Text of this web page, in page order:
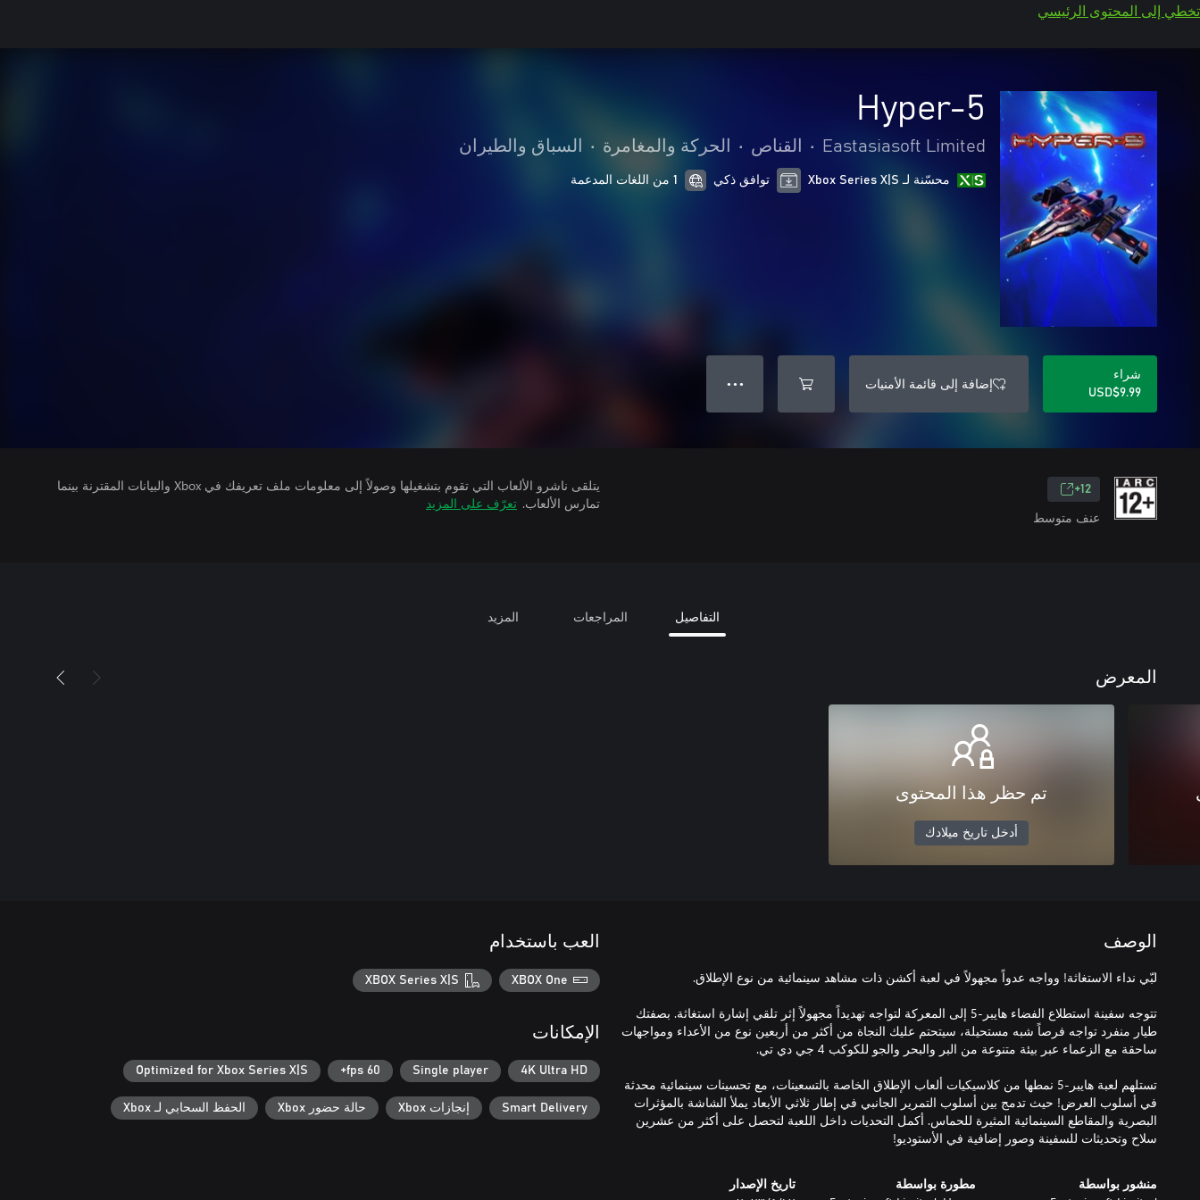
تخطي إلى المحتوى الرئيسي
Hyper-5
Eastasiasoft Limited
• القناص • الحركة والمغامرة • السباق والطيران
محسّنة لـ Xbox Series X|S توافق ذكي 1 من اللغات المدعمة
شراء
USD$9.99
إضافة إلى قائمة الأمنيات ● ● ●
12+
عنف متوسط
يتلقى ناشرو الألعاب التي تقوم بتشغيلها وصولاً إلى معلومات ملف تعريفك في Xbox والبيانات المقترنة بينما
تمارس الألعاب. تعرّف على المزيد
التفاصيل المراجعات المزيد
المعرض
تم حظر هذا المحتوى
أدخل تاريخ ميلادك
الوصف
تتوجه سفينة استطلاع الفضاء هايبر-5 إلى المعركة لتواجه تهديداً مجهولاً إثر تلقي إشارة استغاثة. بصفتك
طيار منفرد تواجه فرصاً شبه مستحيلة، سيتحتم عليك النجاة من أكثر من أربعين نوع من الأعداء ومواجهات
تستلهم لعبة هايبر-5 نمطها من كلاسيكيات ألعاب الإطلاق الخاصة بالتسعينات، مع تحسينات سينمائية محدثة
في أسلوب العرض! حيث تدمج بين أسلوب التمرير الجانبي في إطار ثلاثي الأبعاد يملأ الشاشة بالمؤثرات
البصرية والمقاطع السينمائية المثيرة للحماس. أكمل التحديات داخل اللعبة لتحصل على أكثر من عشرين
سلاح وتحديثات للسفينة وصور إضافية في الأستوديو!
منشور بواسطة مطورة بواسطة تاريخ الإصدار
العب باستخدام
XBOX One
XBOX Series X|S
الإمكانات
4K Ultra HD
Single player
60 fps+
Optimized for Xbox Series X|S
Smart Delivery إنجازات Xbox حالة حضور Xbox الحفظ السحابي لـ Xbox